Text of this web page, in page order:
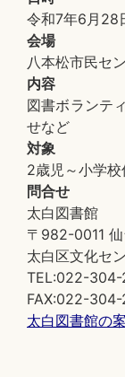
令和7年6月
会場
八本松市民セ
内容
図書ボランテ
せなど
対象
2歳児～小学
問合せ
太白図書館
〒982-0011
太白区文化セ
TEL:022-304-
FAX:022-
太白図書館の